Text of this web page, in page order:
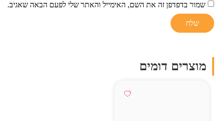
שמור בדפדפן זה את השם, האימייל והאתר שלי לפעם הבאה שאגיב.
מוצרים דומים